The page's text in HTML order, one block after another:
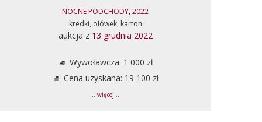
NOCNE PODCHODY, 2022
kredki, ołówek, karton
aukcja z 13 grudnia 2022
Wywoławcza: 1 000 zł
Cena uzyskana: 19 100 zł
... więcej ...